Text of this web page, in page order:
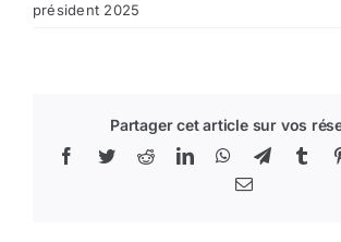
président 2025
Partager cet article sur vos
Facebook
TwitterRedditLinkedInWhatsApp
Telegram
Email